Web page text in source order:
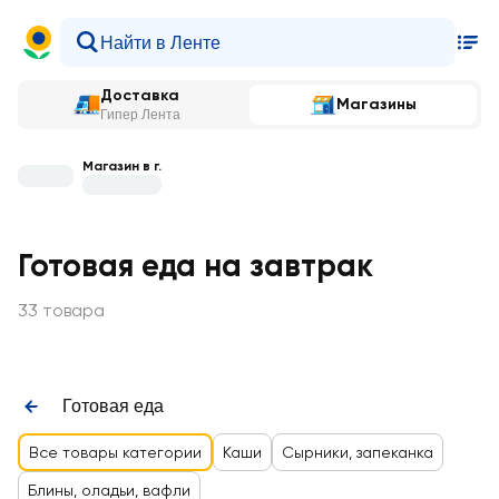
Доставка
Гипер Лента
Магазины
Магазин в г.
Готовая еда на завтрак
33 товара
Готовая еда
Все товары категории Каши Сырники, запеканка
Блины, оладьи, вафли